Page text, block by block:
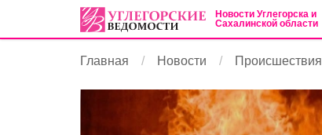
Новости Углегорска и
Сахалинской области
Главная Новости Происшествия